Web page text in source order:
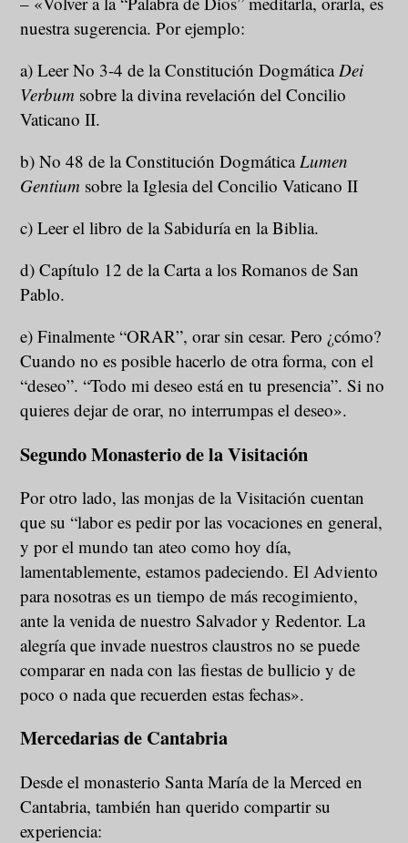
nuestra sugerencia. Por ejemplo:
a) Leer No 3-4 de la Constitución DogmáticaDei
Verbum sobre la divina revelación del Concilio
Vaticano II.
b) No 48 de la Constitución DogmáticaLumen
Gentium sobre la Iglesia del Concilio Vaticano II
c) Leer el libro de la Sabiduría en la Biblia.
d) Capítulo 12 de la Carta a los Romanos de San
Pablo.
e) Finalmente “ORAR”, orar sin cesar. Pero ¿cómo?
Cuando no es posible hacerlo de otra forma, con el
“deseo”. “Todo mi deseo está en tu presencia”. Si no
quieres dejar de orar, no interrumpas el deseo».
Segundo Monasterio de la Visitación
Por otro lado, las monjas de la Visitación cuentan
que su “labor es pedir por las vocaciones en general,
y por el mundo tan ateo como hoy día,
lamentablemente, estamos padeciendo. El Adviento
para nosotras es un tiempo de más recogimiento,
ante la venida de nuestro Salvador y Redentor. La
alegría que invade nuestros claustros no se puede
comparar en nada con las fiestas de bullicio y de
poco o nada que recuerden estas fechas».
Mercedarias de Cantabria
Desde el monasterio Santa María de la Merced en
Cantabria, también han querido compartir su
experiencia: